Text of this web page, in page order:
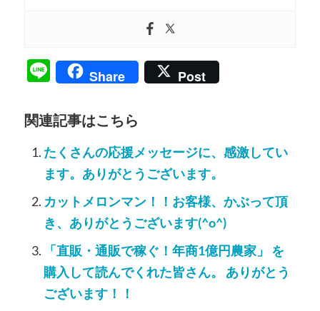
LineShare Post
関連記事はこちら
たくさんの応援メッセージに、感激してい
ます。ありがとうございます。
カットメロンマン！！お客様、かぶって頂
き、ありがとうございます(^o^)
「直販・通販で稼ぐ！年商1億円農家」 を
購入して読んでくれた皆さん。 ありがとう
ございます！！